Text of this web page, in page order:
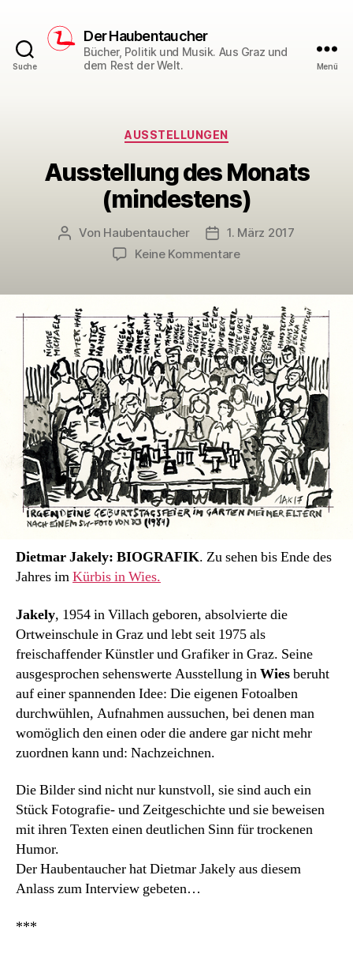
Suche
Der Haubentaucher
Bücher, Politik und Musik. Aus Graz und
dem Rest der Welt.
Menü
Kategorien
AUSSTELLUNGEN
Ausstellung des Monats
(mindestens)
Beitragsautor
Von Haubentaucher Veröffentlichungsdatum
1. März 2017
Keine Kommentarezu
Monats
(mindestens)
Dietmar Jakely: BIOGRAFIK. Zu sehen bis Ende des
Jahres imKürbis in Wies.
Jakely, 1954 in Villach geboren, absolvierte die
Ortweinschule in Graz und lebt seit 1975 als
freischaffender Künstler und Grafiker in Graz. Seine
ausgesprochen sehenswerte Ausstellung inWiesberuht
auf einer spannenden Idee: Die eigenen Fotoalben
durchwühlen, Aufnahmen aussuchen, bei denen man
womöglich den einen oder die andere gar nicht mehr
zuordnen kann und: Nachzeichnen.
Die Bilder sind nicht nur kunstvoll, sie sind auch ein
Stück Fotografie- und Zeitgeschichte und sie beweisen
mit ihren Texten einen deutlichen Sinn für trockenen
Humor.
Der Haubentaucher hat Dietmar Jakely aus diesem
Anlass zum Interview gebeten…
***